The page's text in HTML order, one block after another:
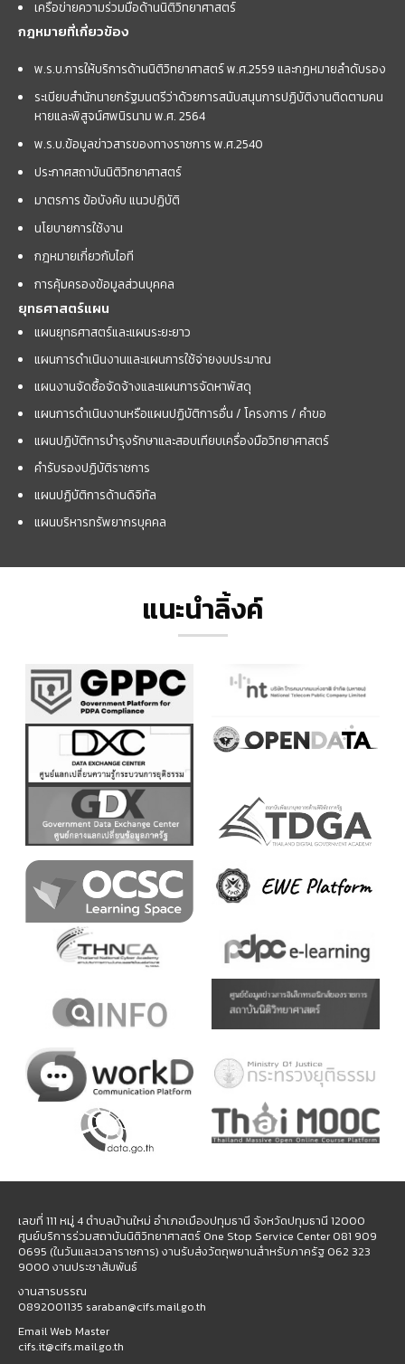
เครือข่ายความร่วมมือด้านนิติวิทยาศาสตร์
กฎหมายที่เกี่ยวข้อง
พ.ร.บ.การให้บริการด้านนิติวิทยาศาสตร์ พ.ศ.2559 และกฏหมายลำดับรอง
ระเบียบสำนักนายกรัฐมนตรีว่าด้วยการสนับสนุนการปฏิบัติงานติดตามคน
หายและพิสูจน์ศพนิรนาม พ.ศ. 2564
พ.ร.บ.ข้อมูลข่าวสารของทางราชการ พ.ศ.2540
ประกาศสถาบันนิติวิทยาศาสตร์
มาตรการ ข้อบังคับ แนวปฏิบัติ
นโยบายการใช้งาน
กฎหมายเกี่ยวกับไอที
การคุ้มครองข้อมูลส่วนบุคคล
ยุทธศาสตร์แผน
แผนยุทธศาสตร์และแผนระยะยาว
แผนการดำเนินงานและแผนการใช้จ่ายงบประมาณ
แผนงานจัดซื้อจัดจ้างและแผนการจัดหาพัสดุ
แผนการดำเนินงานหรือแผนปฏิบัติการอื่น / โครงการ / คำขอ
แผนปฏิบัติการบำรุงรักษาและสอบเทียบเครื่องมือวิทยาศาสตร์
คำรับรองปฏิบัติราชการ
แผนปฏิบัติการด้านดิจิทัล
แผนบริหารทรัพยากรบุคคล
แนะนำลิ้งค์
เลขที่ 111 หมู่ 4 ตำบลบ้านใหม่ อำเภอเมืองปทุมธานี จังหวัดปทุมธานี 12000
ศูนย์บริการร่วมสถาบันนิติวิทยาศาสตร์ One Stop Service Center 081 909
0695 (ในวันและเวลาราชการ) งานรับส่งวัตถุพยานสำหรับภาครัฐ 062 323
9000 งานประชาสัมพันธ์
งานสารบรรณ
0892001135 saraban@cifs.mail.go.th
Email Web Master
cifs.it@cifs.mail.go.th